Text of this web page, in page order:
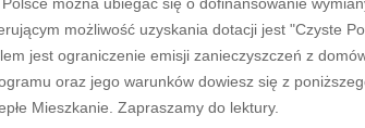
możliwość uzyskania dotacji jest "Czyste
jest ograniczenie emisji zanieczyszczeń z
oraz jego warunków dowiesz się z
Mieszkanie. Zapraszamy do lektury.